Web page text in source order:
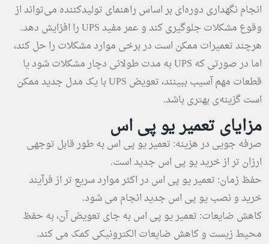
انجام نگهداری دوره‌ای بر اساس راهنمای تولیدکننده می‌تواند از
وقوع مشکلات جلوگیری کند و عمر مفید UPS را افزایش دهد.
هرچند تعمیرات ممکن است در برخی موارد مشکلات را حل کند،
اما در صورتی که UPS به مدت طولانی دچار مشکلات شود یا
قطعات مهم آسیب ببینند، تعویض UPS با یک مدل جدید ممکن
است گزینه‌ی بهتری باشد.
مزایای تعمیر یو پی اس
صرفه جویی در هزینه: تعمیر یو پی اس به طور قابل توجهی
ارزان تر از خرید یو پی اس جدید است.
حفظ زمان: تعمیر یو پی اس در اکثر موارد سریع تر از فرآیند
خرید و نصب یو پی اس جدید انجام می شود.
کاهش ضایعات: تعمیر یو پی اس به جای تعویض آن، به حفظ
محیط زیست و کاهش ضایعات الکترونیکی کمک می کند.